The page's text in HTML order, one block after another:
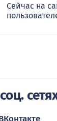
Сейчас на